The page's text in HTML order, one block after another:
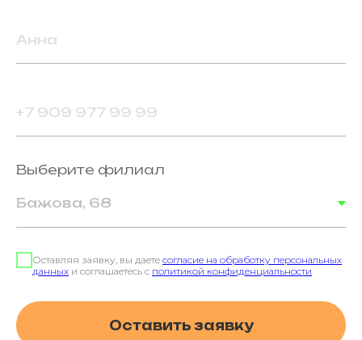
Выберите филиал
Оставляя заявку, вы даете согласие на обработку персональных
данных и соглашаетесь с политикой конфиденциальности
Оставить заявку